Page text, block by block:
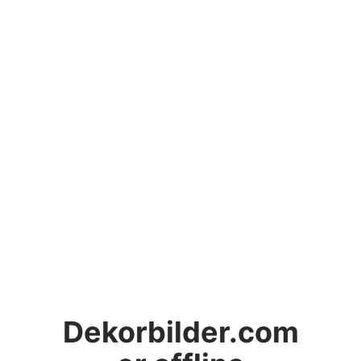
Dekorbilder.com